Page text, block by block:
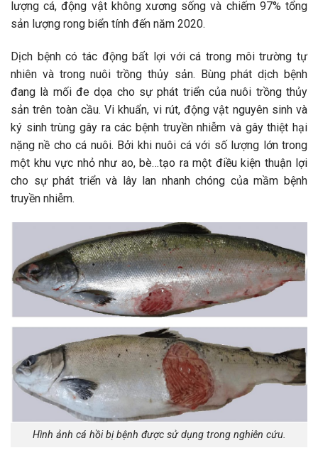
lượng cá, động vật không xương sống và chiếm 97% tổng
sản lượng rong biển tính đến năm 2020.
Dịch bệnh có tác động bất lợi với cá trong môi trường tự
nhiên và trong nuôi trồng thủy sản. Bùng phát dịch bệnh
đang là mối đe dọa cho sự phát triển của nuôi trồng thủy
sản trên toàn cầu. Vi khuẩn, vi rút, động vật nguyên sinh và
ký sinh trùng gây ra các bệnh truyền nhiễm và gây thiệt hại
nặng nề cho cá nuôi. Bởi khi nuôi cá với số lượng lớn trong
một khu vực nhỏ như ao, bè…tạo ra một điều kiện thuận lợi
cho sự phát triển và lây lan nhanh chóng của mầm bệnh
truyền nhiễm.
Hình ảnh cá hồi bị bệnh được sử dụng trong nghiên cứu.